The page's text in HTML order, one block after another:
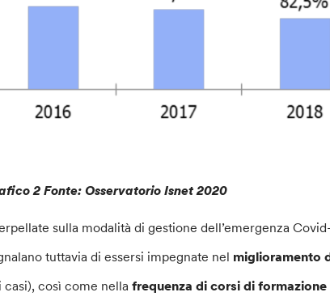
2 Fonte: Osservatorio Isnet 2020
sulla modalità di gestione dell’emergenza
tuttavia di essersi impegnate nel miglioramento
casi), così come nellafrequenza di corsi di